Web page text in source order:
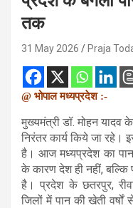
तक
31 May 2026 Praja
@ भोपाल मध्यप्रदेश :-
मुख्यमंत्री डॉ. मोहन
निरंतर कार्य किये जा रहे।
है। आज मध्यप्रदेश का पान
के कारण देश ही नहीं, बल्कि
है। प्रदेश के छतरपुर,
जिलों में पान की खेती